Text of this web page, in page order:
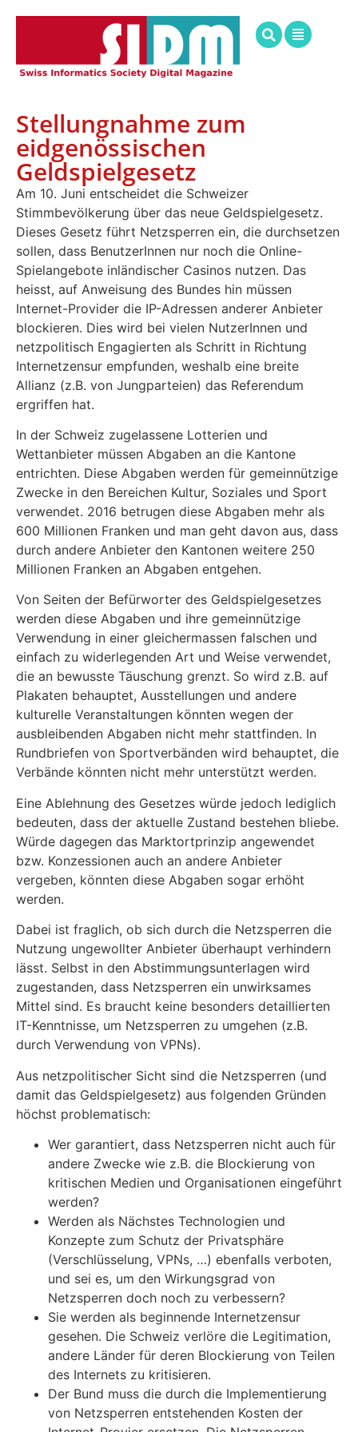
Stellungnahme zum
eidgenössischen
Geldspielgesetz
Am 10. Juni entscheidet die Schweizer
Stimmbevölkerung über das neue Geldspielgesetz.
Dieses Gesetz führt Netzsperren ein, die durchsetzen
sollen, dass BenutzerInnen nur noch die Online-
Spielangebote inländischer Casinos nutzen. Das
heisst, auf Anweisung des Bundes hin müssen
Internet-Provider die IP-Adressen anderer Anbieter
blockieren. Dies wird bei vielen NutzerInnen und
netzpolitisch Engagierten als Schritt in Richtung
Internetzensur empfunden, weshalb eine breite
Allianz (z.B. von Jungparteien) das Referendum
ergriffen hat.
In der Schweiz zugelassene Lotterien und
Wettanbieter müssen Abgaben an die Kantone
entrichten. Diese Abgaben werden für gemeinnützige
Zwecke in den Bereichen Kultur, Soziales und Sport
verwendet. 2016 betrugen diese Abgaben mehr als
600 Millionen Franken und man geht davon aus, dass
durch andere Anbieter den Kantonen weitere 250
Millionen Franken an Abgaben entgehen.
Von Seiten der Befürworter des Geldspielgesetzes
werden diese Abgaben und ihre gemeinnützige
Verwendung in einer gleichermassen falschen und
einfach zu widerlegenden Art und Weise verwendet,
die an bewusste Täuschung grenzt. So wird z.B. auf
Plakaten behauptet, Ausstellungen und andere
kulturelle Veranstaltungen könnten wegen der
ausbleibenden Abgaben nicht mehr stattfinden. In
Rundbriefen von Sportverbänden wird behauptet, die
Verbände könnten nicht mehr unterstützt werden.
Eine Ablehnung des Gesetzes würde jedoch lediglich
bedeuten, dass der aktuelle Zustand bestehen bliebe.
Würde dagegen das Marktortprinzip angewendet
bzw. Konzessionen auch an andere Anbieter
vergeben, könnten diese Abgaben sogar erhöht
werden.
Dabei ist fraglich, ob sich durch die Netzsperren die
Nutzung ungewollter Anbieter überhaupt verhindern
lässt. Selbst in den Abstimmungsunterlagen wird
zugestanden, dass Netzsperren ein unwirksames
Mittel sind. Es braucht keine besonders detaillierten
IT-Kenntnisse, um Netzsperren zu umgehen (z.B.
durch Verwendung von VPNs).
Aus netzpolitischer Sicht sind die Netzsperren (und
damit das Geldspielgesetz) aus folgenden Gründen
höchst problematisch:
Wer garantiert, dass Netzsperren nicht auch für
andere Zwecke wie z.B. die Blockierung von
kritischen Medien und Organisationen eingeführt
werden?
Werden als Nächstes Technologien und
Konzepte zum Schutz der Privatsphäre
(Verschlüsselung, VPNs, …) ebenfalls verboten,
und sei es, um den Wirkungsgrad von
Netzsperren doch noch zu verbessern?
Sie werden als beginnende Internetzensur
gesehen. Die Schweiz verlöre die Legitimation,
andere Länder für deren Blockierung von Teilen
des Internets zu kritisieren.
Der Bund muss die durch die Implementierung
von Netzsperren entstehenden Kosten der